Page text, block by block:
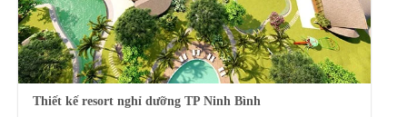
Thiết kế resort nghỉ dưỡng TP Ninh Bình